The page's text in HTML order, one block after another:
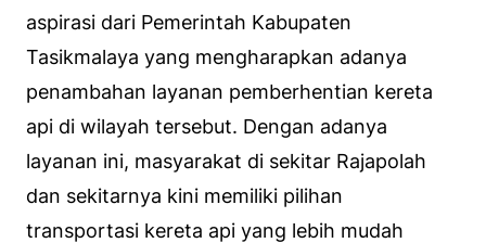
aspirasi dari Pemerintah Kabupaten
Tasikmalaya yang mengharapkan adanya
penambahan layanan pemberhentian kereta
api di wilayah tersebut. Dengan adanya
layanan ini, masyarakat di sekitar Rajapolah
dan sekitarnya kini memiliki pilihan
transportasi kereta api yang lebih mudah